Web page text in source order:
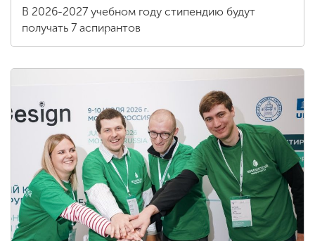
В 2026-2027 учебном году стипендию будут
получать 7 аспирантов